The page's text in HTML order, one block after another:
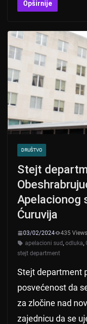
at
A
p
p
er
b
o
o
k
Opširnije
DRUŠTVO
Stejt
Apelacionog
Ćuruvija
03/02/2024
435 Views
apelacioni sud, odluka,
stejt department
Stejt department
posvećenost da
za zločine nad
zajednicu da se